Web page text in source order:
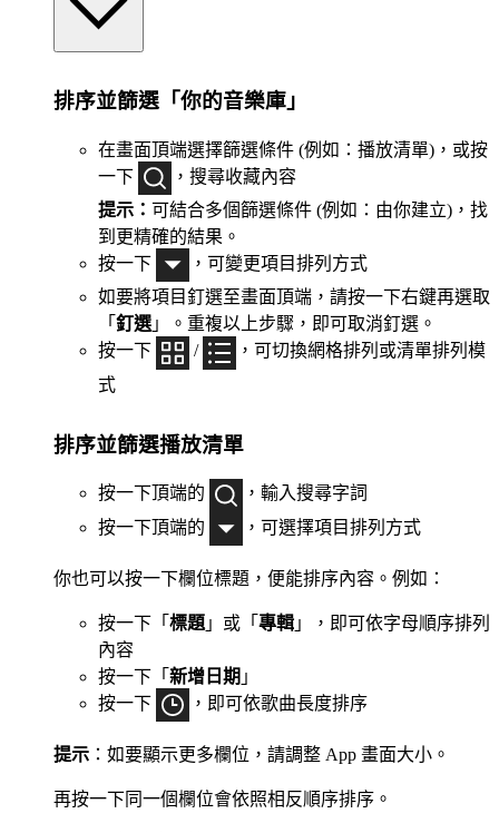
排序並篩選「你的音樂庫」
在畫面頂端選擇篩選條件 (例如：播放清單)，或按
一下
，搜尋收藏內容
提示： 可結合多個篩選條件 (例如：由你建立)，找
到更精確的結果。
按一下
，可變更項目排列方式
如要將項目釘選至畫面頂端，請按一下右鍵再選取
「 釘選 」。重複以上步驟，即可取消釘選。
按一下
/
，可切換網格排列或清單排列模
式
排序並篩選播放清單
按一下頂端的
，輸入搜尋字詞
按一下頂端的
，可選擇項目排列方式
你也可以按一下欄位標題，便能排序內容。例如：
按一下「 標題 」或「 專輯 」，即可依字母順序排列
內容
按一下「 新增日期 」
按一下
，即可依歌曲長度排序
提示 ：如要顯示更多欄位，請調整 App 畫面大小。
再按一下同一個欄位會依照相反順序排序。